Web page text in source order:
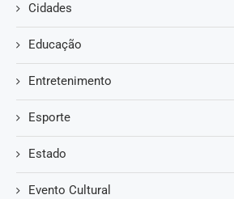
Cidades
Educação
Entretenimento
Esporte
Estado
Evento Cultural